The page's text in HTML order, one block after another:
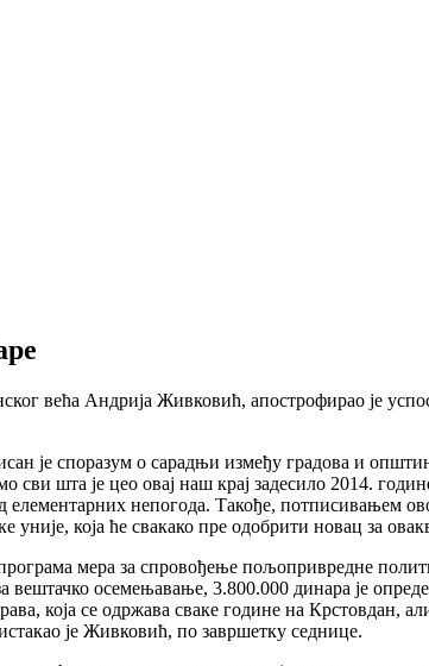
већа Андрија Живковић, апострофирао је
је споразум о сарадњи између градова и
шта је цео овај наш крај задесило 2014.
непогода. Такође, потписивањем
која ће свакако пре одобрити новац за
мера за спровођење пољопривредне
осемењавање, 3.800.000 динара је
која се одржава сваке године на Крстовдан,
је Живковић, по завршетку седнице.